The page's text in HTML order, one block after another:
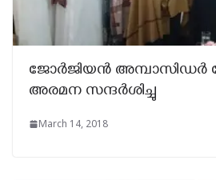
ജോര്‍ജിയന്‍ അമ്പാസിഡര്‍
അരമന സന്ദര്‍ശിച്ചു
March 14, 2018